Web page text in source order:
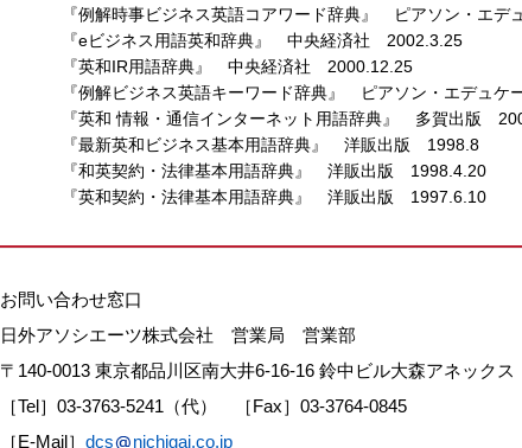
『例解時事ビジネス英語コアワード辞典』 ピアソン・エ
『eビジネス用語英和辞典』 中央経済社 2002.3.25
『英和IR用語辞典』 中央経済社 2000.12.25
『例解ビジネス英語キーワード辞典』 ピアソン・エデュ
『英和 情報・通信インターネット用語辞典』 多賀出版
『最新英和ビジネス基本用語辞典』 洋販出版 1998.8
『和英契約・法律基本用語辞典』 洋販出版 1998.4.20
『英和契約・法律基本用語辞典』 洋販出版 1997.6.10
お問い合わせ窓口
日外アソシエーツ株式会社 営業局 営業部
〒140-0013 東京都品川区南大井6-16-16 鈴中ビル大森アネックス
［Tel］03-3763-5241（代） ［Fax］03-3764-0845
［E-Mail］ dcs nichigai.co.jp